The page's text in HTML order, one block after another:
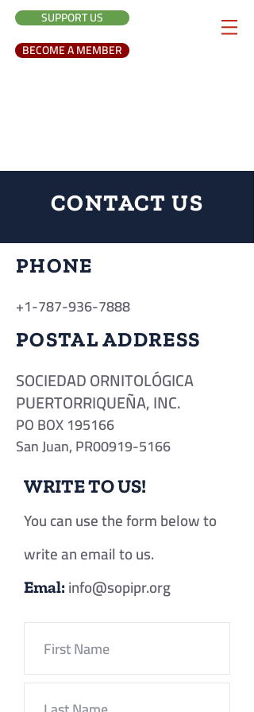
SUPPORT US
BECOME A MEMBER
CONTACT US
PHONE
+1-787-936-7888
POSTAL ADDRESS
SOCIEDAD ORNITOLÓGICA
PUERTORRIQUEÑA, INC.
PO BOX 195166
San Juan, PR00919-5166
WRITE TO US!
You can use the form below to
write an email to us.
Emal: info@sopipr.org